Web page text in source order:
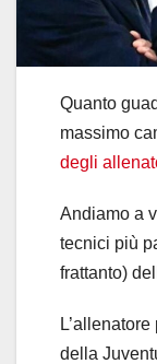
Quanto
massimo
degli
Andiamo a
tecnici più
frattanto)
della